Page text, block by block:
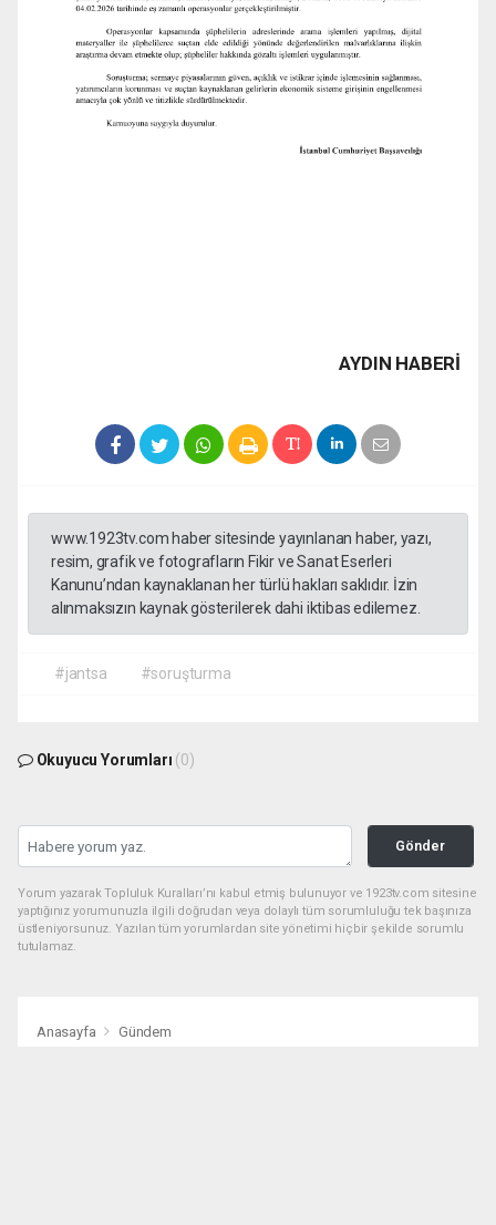
AYDIN HABERİ
www.1923tv.com haber sitesinde yayınlanan haber, yazı,
resim, grafik ve fotografların Fikir ve Sanat Eserleri
Kanunu’ndan kaynaklanan her türlü hakları saklıdır. İzin
alınmaksızın kaynak gösterilerek dahi iktibas edilemez.
#jantsa #soruşturma
Okuyucu Yorumları (0)
Gönder
Yorum yazarak Topluluk Kuralları’nı kabul etmiş bulunuyor ve 1923tv.com sitesine
yaptığınız yorumunuzla ilgili doğrudan veya dolaylı tüm sorumluluğu tek başınıza
üstleniyorsunuz. Yazılan tüm yorumlardan site yönetimi hiçbir şekilde sorumlu
tutulamaz.
Anasayfa Gündem